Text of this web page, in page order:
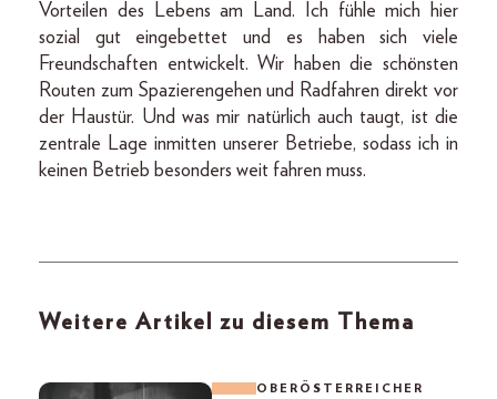
Vorteilen des Lebens am Land. Ich fühle mich hier
sozial gut eingebettet und es haben sich viele
Freundschaften entwickelt. Wir haben die schönsten
Routen zum Spazierengehen und Radfahren direkt vor
der Haustür. Und was mir natürlich auch taugt, ist die
zentrale Lage inmitten unserer Betriebe, sodass ich in
keinen Betrieb besonders weit fahren muss.
Weitere Artikel zu diesem Thema
OBERÖSTERREICHER